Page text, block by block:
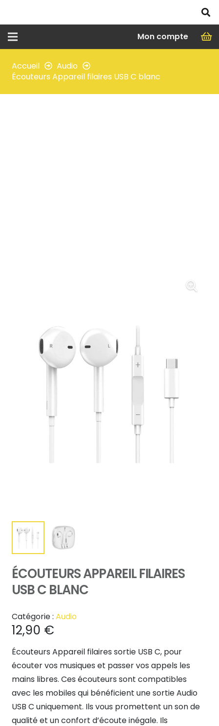
Mon compte
Accueil
Audio
Écouteurs Appareil filaires USB C blanc
ÉCOUTEURS APPAREIL FILAIRES
USB C BLANC
Catégorie : Audio
12,90 €
Écouteurs Appareil filaires sortie USB C, pour
écouter vos musiques et passer vos appels les
mains libres. Ces écouteurs sont compatibles
avec les mobiles qui bénéficient une sortie Audio
USB C uniquement. Ils vous promettent un son de
qualité et un confort d’écoute inégale. Ils